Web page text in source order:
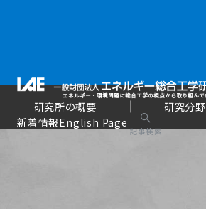
新着情報English Page
記事検索
研究所の概要 研究分野